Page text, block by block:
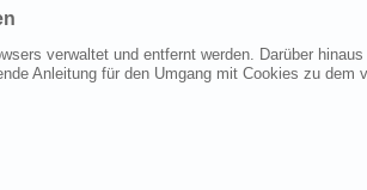
verwaltet und entfernt werden. Darüber
Anleitung für den Umgang mit Cookies zu dem